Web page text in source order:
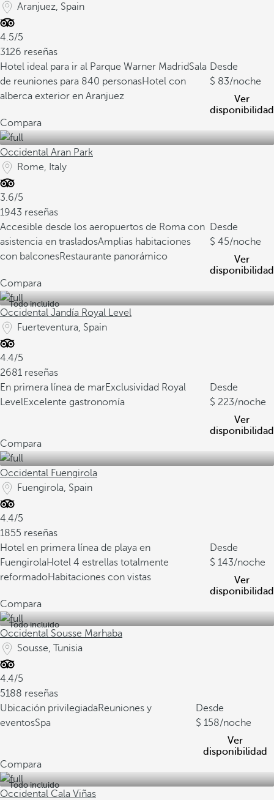
Aranjuez, Spain
4.5/5
3126 reseñas
Hotel ideal para ir al Parque Warner MadridSala
de reuniones para 840 personasHotel con
alberca exterior en Aranjuez
Desde
83/noche
Ver
disponibilidad
Compara
Occidental Aran Park
Rome, Italy
3.6/5
1943 reseñas
Accesible desde los aeropuertos de Roma con
asistencia en trasladosAmplias habitaciones
con balconesRestaurante panorámico
Desde
45/noche
Ver
disponibilidad
Compara
Todo incluido
Occidental Jandía Royal Level
Fuerteventura, Spain
4.4/5
2681 reseñas
En primera línea de marExclusividad Royal
LevelExcelente gastronomía
Desde
223/noche
Ver
disponibilidad
Compara
Occidental Fuengirola
Fuengirola, Spain
4.4/5
1855 reseñas
Hotel en primera línea de playa en
FuengirolaHotel 4 estrellas totalmente
reformadoHabitaciones con vistas
Desde
143/noche
Ver
disponibilidad
Compara
Todo incluido
Occidental Sousse Marhaba
Sousse, Tunisia
4.4/5
5188 reseñas
Ubicación privilegiadaReuniones y
eventosSpa
Desde
158/noche
Ver
disponibilidad
Compara
Todo incluido
Occidental Cala Viñas